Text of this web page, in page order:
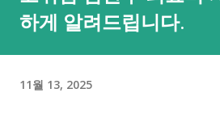
하게 알려드립니다.
11월 13, 2025